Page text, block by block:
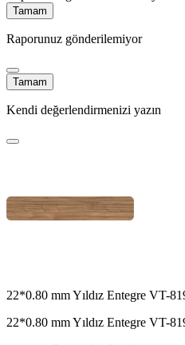
Tamam
Raporunuz gönderilemiyor
Tamam
Kendi değerlendirmenizi yazın
22*0.80 mm Yıldız Entegre VT-
22*0.80 mm Yıldız Entegre VT-